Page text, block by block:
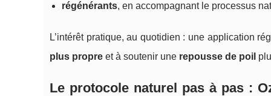
régénérants, en accompagnant le processus
L’intérêt pratique, au quotidien : une application
plus propre et à soutenir une repousse de poil
Le protocole naturel pas à pas :